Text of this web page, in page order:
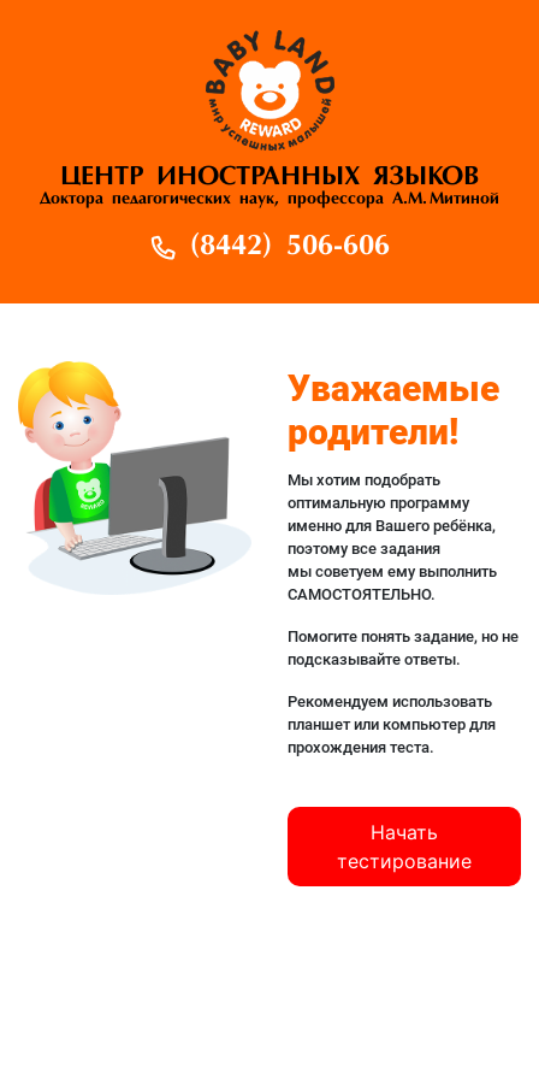
ЦЕНТР ИНОСТРАННЫХ ЯЗЫКОВ
Доктора педагогических наук, профессора А.М. Митиной
(8442) 506-606
Уважаемые
родители!
Мы хотим подобрать
оптимальную программу
именно для Вашего ребёнка,
поэтому все задания
мы советуем ему выполнить
САМОСТОЯТЕЛЬНО.
Помогите понять задание, но не
подсказывайте ответы.
Рекомендуем использовать
планшет или компьютер для
прохождения теста.
Начать
тестирование